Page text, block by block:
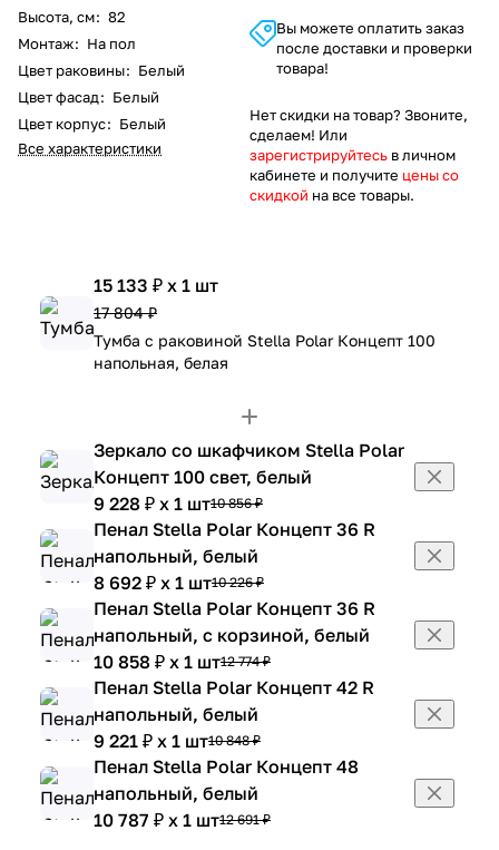
Высота, см: 82
Монтаж: На пол
Цвет раковины: Белый
Цвет фасад: Белый
Цвет корпус: Белый
Все характеристики
Вы можете оплатить заказ
после доставки и проверки
товара!
Нет скидки на товар? Звоните,
сделаем! Или
зарегистрируйтесь в личном
кабинете и получите цены со
скидкой на все товары.
15 133 ₽ x 1 шт
17 804 ₽
Тумба с раковиной Stella Polar Концепт 100
напольная, белая
Зеркало со шкафчиком Stella Polar
Концепт 100 свет, белый
9 228 ₽ x 1 шт10 856 ₽
Пенал Stella Polar Концепт 36 R
напольный, белый
8 692 ₽ x 1 шт10 226 ₽
Пенал Stella Polar Концепт 36 R
напольный, с корзиной, белый
10 858 ₽ x 1 шт12 774 ₽
Пенал Stella Polar Концепт 42 R
напольный, белый
9 221 ₽ x 1 шт10 848 ₽
Пенал Stella Polar Концепт 48
напольный, белый
10 787 ₽ x 1 шт12 691 ₽